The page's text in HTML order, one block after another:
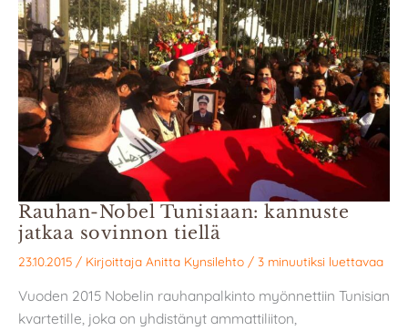
Rauhan-Nobel Tunisiaan: kannuste
jatkaa sovinnon tiellä
23.10.2015 / Kirjoittaja Anitta Kynsilehto / 3 minuutiksi luettavaa
Vuoden 2015 Nobelin rauhanpalkinto myönnettiin Tunisian
kvartetille, joka on yhdistänyt ammattiliiton,